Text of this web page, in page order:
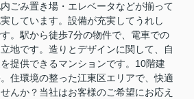
ごみ置き場・エレベータなどが揃って
しています。設備が充実してうれし
。駅から徒歩7分の物件で、電車での
地です。造りとデザインに関して、自
提供できるマンションです。10階建
住環境の整った江東区エリアで、快適
んか？当社はお客様のご希望にお応え